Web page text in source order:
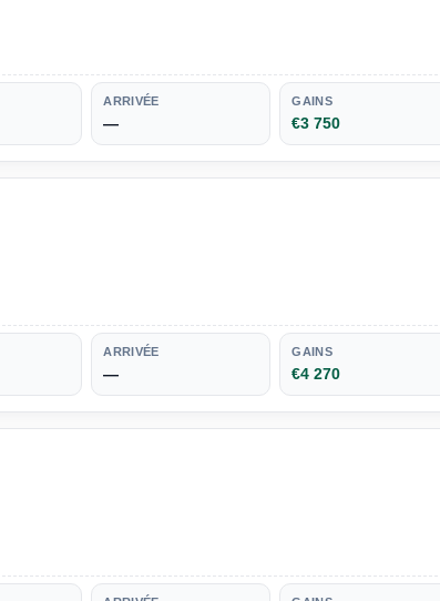
ARRIVÉE
—
GAINS
€3 750
ARRIVÉE
—
GAINS
€4 270